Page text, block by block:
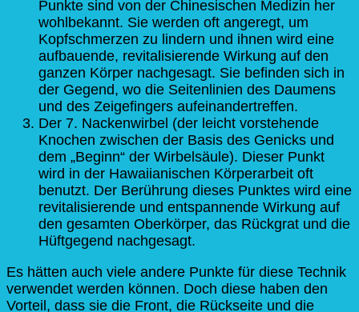
Punkte sind von der Chinesischen Medizin her
wohlbekannt. Sie werden oft angeregt, um
Kopfschmerzen zu lindern und ihnen wird eine
aufbauende, revitalisierende Wirkung auf den
ganzen Körper nachgesagt. Sie befinden sich in
der Gegend, wo die Seitenlinien des Daumens
und des Zeigefingers aufeinandertreffen.
Der 7. Nackenwirbel (der leicht vorstehende
Knochen zwischen der Basis des Genicks und
dem „Beginn“ der Wirbelsäule). Dieser Punkt
wird in der Hawaiianischen Körperarbeit oft
benutzt. Der Berührung dieses Punktes wird eine
revitalisierende und entspannende Wirkung auf
den gesamten Oberkörper, das Rückgrat und die
Hüftgegend nachgesagt.
Es hätten auch viele andere Punkte für diese Technik
verwendet werden können. Doch diese haben den
Vorteil, dass sie die Front, die Rückseite und die